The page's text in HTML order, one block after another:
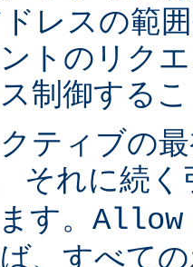
レスの範
トのリク
制御する
ティブの
それに続
す。
、すべて